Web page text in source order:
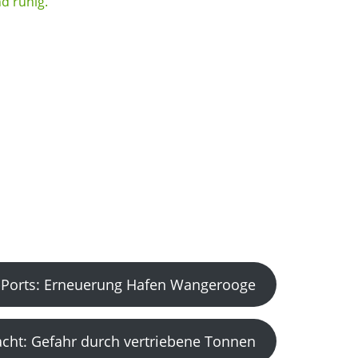
Erneuerung Hafen Wangerooge
Gefahr durch vertriebene Tonnen